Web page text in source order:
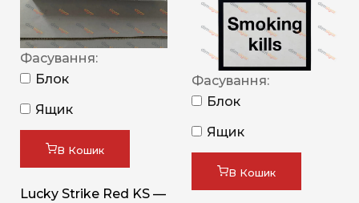
Фасування:
Блок
Ящик
В Кошик
Lucky Strike Red KS —
Фасування:
Блок
Ящик
В Кошик